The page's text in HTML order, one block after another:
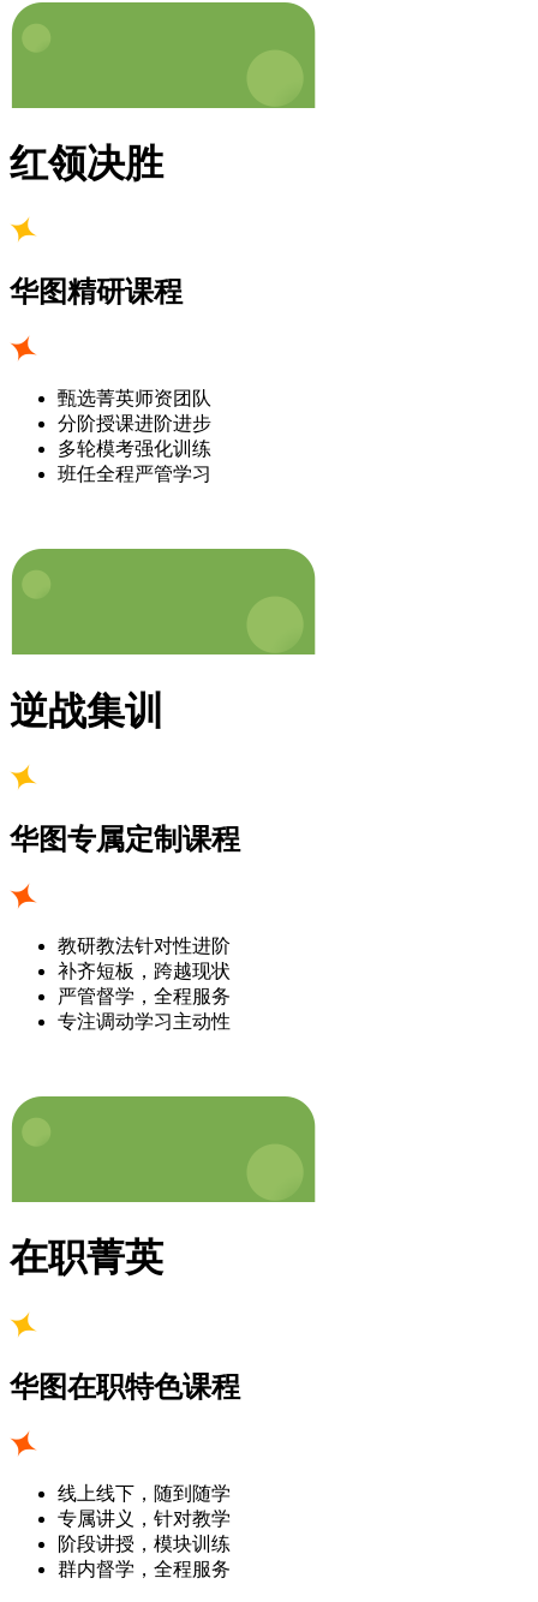
红领决胜
华图精研课程
甄选菁英师资团队
分阶授课进阶进步
多轮模考强化训练
班任全程严管学习
逆战集训
华图专属定制课程
教研教法针对性进阶
补齐短板，跨越现状
严管督学，全程服务
专注调动学习主动性
在职菁英
华图在职特色课程
线上线下，随到随学
专属讲义，针对教学
阶段讲授，模块训练
群内督学，全程服务